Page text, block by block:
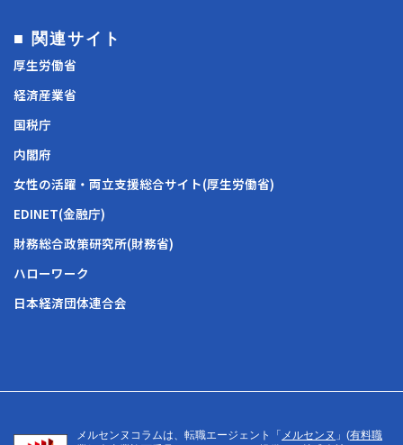
■ 関連サイト
厚生労働省
経済産業省
国税庁
内閣府
女性の活躍・両立支援総合サイト(厚生労働省)
EDINET(金融庁)
財務総合政策研究所(財務省)
ハローワーク
日本経済団体連合会
メルセンヌコラムは、転職エージェント「 メルセンヌ 」(有料職